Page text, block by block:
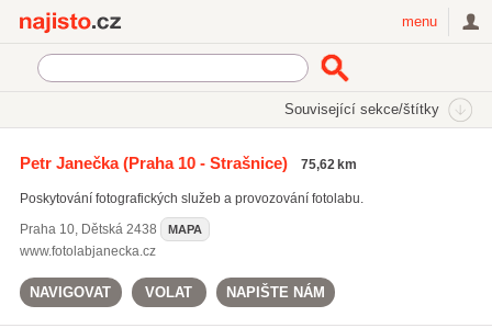
menu
Související sekce/štítky
svatební fotografie(938)
portrétní fotografie (822)
Petr Janečka(Praha 10 - Strašnice) 75,62 km
Poskytování fotografických služeb a provozování fotolabu.
Praha 10, Dětská 2438 MAPA
www.fotolabjanecka.cz
NAVIGOVAT VOLAT NAPIŠTE NÁM